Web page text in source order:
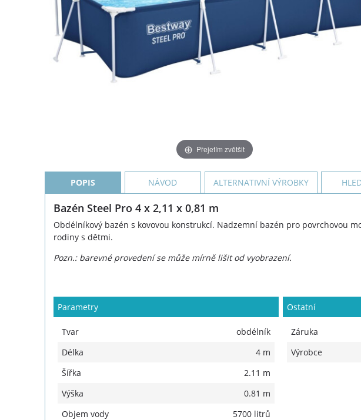
Přejetím zvětšit
POPIS NÁVOD ALTERNATIVNÍ VÝROBKY
Bazén Steel Pro 4 x 2,11 x 0,81 m
Obdélníkový bazén s kovovou konstrukcí. Nadzemní bazén pro povrchovou
rodiny s dětmi.
Pozn.: barevné provedení se může mírně lišit od vyobrazení.
Parametry
Tvar
obdélník
Délka
4 m
Šířka
2.11 m
Výška
0.81 m
Objem vody
5700 litrů
Ostatní
Záruka
Výrobce